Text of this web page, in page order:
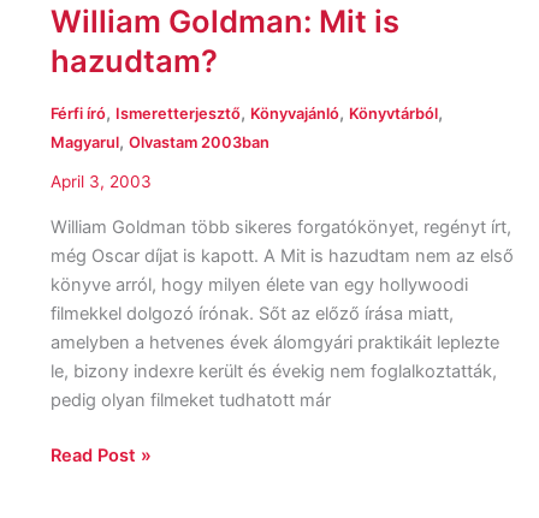
William Goldman: Mit is
hazudtam?
Férfi író, Ismeretterjesztő, Könyvajánló, Könyvtárból,
Magyarul, Olvastam 2003ban
April 3, 2003
William Goldman több sikeres forgatókönyet, regényt írt,
még Oscar díjat is kapott. A Mit is hazudtam nem az első
könyve arról, hogy milyen élete van egy hollywoodi
filmekkel dolgozó írónak. Sőt az előző írása miatt,
amelyben a hetvenes évek álomgyári praktikáit leplezte
le, bizony indexre került és évekig nem foglalkoztatták,
pedig olyan filmeket tudhatott már
Read Post »